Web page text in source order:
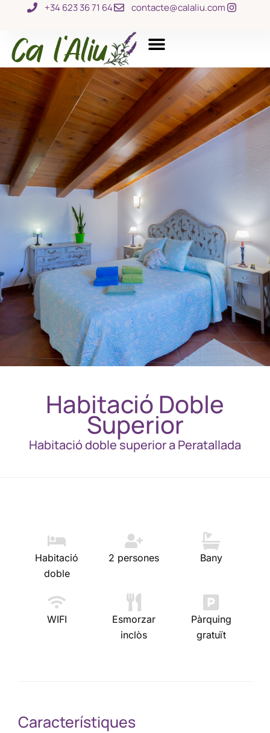
+34 623 36 71 64 contacte@calaliu.com
Habitació Doble
Superior
Habitació doble superior a Peratallada
Habitació
doble
2 persones Bany
WIFI
Esmorzar
inclòs
Pàrquing
gratuït
Característiques